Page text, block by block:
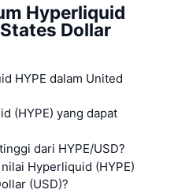
Hyperliquid
Dollar
HYPE dalam United
(HYPE) yang dapat
dari HYPE/USD?
Hyperliquid (HYPE)
(USD)?